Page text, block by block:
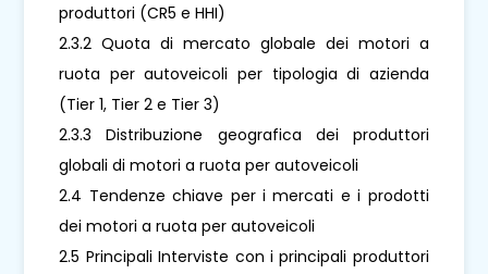
produttori (CR5 e HHI)
2.3.2 Quota di mercato globale dei motori a
ruota per autoveicoli per tipologia di azienda
(Tier 1, Tier 2 e Tier 3)
2.3.3 Distribuzione geografica dei produttori
globali di motori a ruota per autoveicoli
2.4 Tendenze chiave per i mercati e i prodotti
dei motori a ruota per autoveicoli
2.5 Principali Interviste con i principali produttori